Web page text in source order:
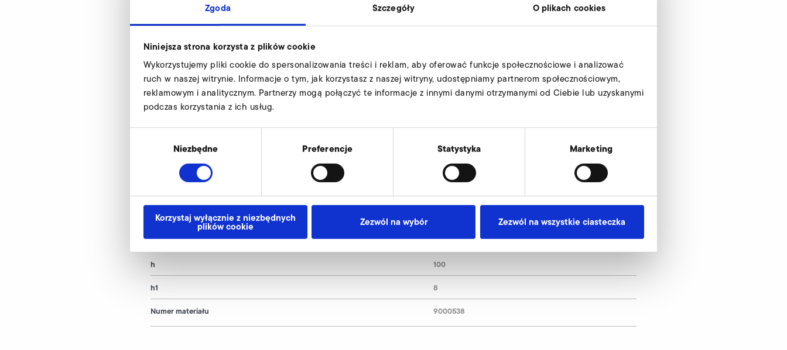
Zgoda Szczegóły O plikach cookies
Niniejsza strona korzysta z plików cookie
Wykorzystujemy pliki cookie do spersonalizowania treści i reklam, aby oferować funkcje społecznościowe i analizować
ruch w naszej witrynie. Informacje o tym, jak korzystasz z naszej witryny, udostępniamy partnerom społecznościowym,
reklamowym i analitycznym. Partnerzy mogą połączyć te informacje z innymi danymi otrzymanymi od Ciebie lub uzyskanymi
podczas korzystania z ich usług.
Niezbędne Preferencje Statystyka Marketing
Korzystaj wyłącznie z niezbędnych
plików cookie Zezwól na wybór Zezwól na wszystkie ciasteczka
d2
d3
d4
h
h1
Numer materiału
100
139
165
9
100
8
9000538